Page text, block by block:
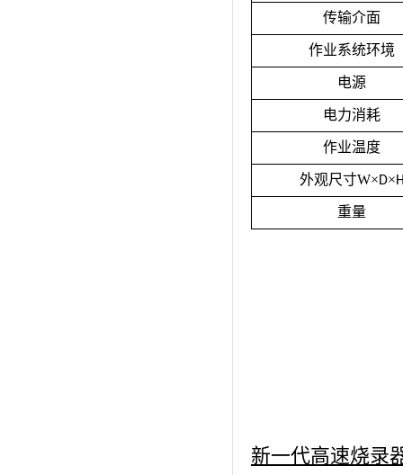
传输介面
作业系统环境
电源
电力消耗
作业温度
外观尺寸W×D×
重量
新一代高速烧录